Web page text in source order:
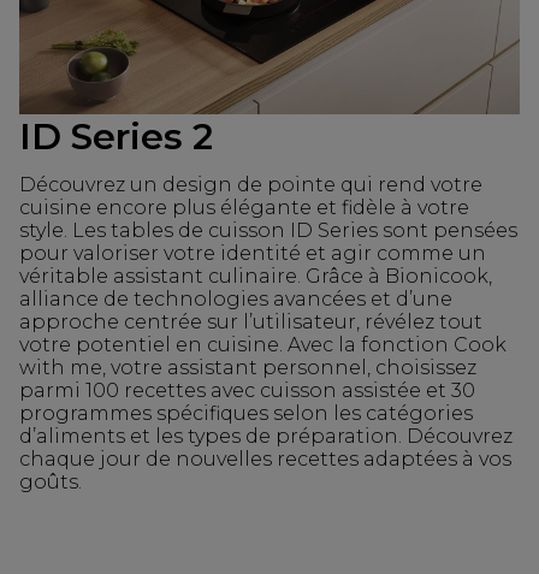
ID Series 2
Découvrez un design de pointe qui rend votre
cuisine encore plus élégante et fidèle à votre
style. Les tables de cuisson ID Series sont pensées
pour valoriser votre identité et agir comme un
véritable assistant culinaire. Grâce à Bionicook,
alliance de technologies avancées et d’une
approche centrée sur l’utilisateur, révélez tout
votre potentiel en cuisine. Avec la fonction Cook
with me, votre assistant personnel, choisissez
parmi 100 recettes avec cuisson assistée et 30
programmes spécifiques selon les catégories
d’aliments et les types de préparation. Découvrez
chaque jour de nouvelles recettes adaptées à vos
goûts.